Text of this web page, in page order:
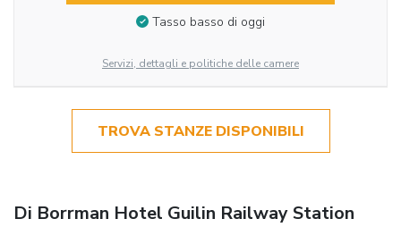
Tasso basso di oggi
Servizi, dettagli e politiche delle camere
TROVA STANZE DISPONIBILI
Di Borrman Hotel Guilin Railway Station